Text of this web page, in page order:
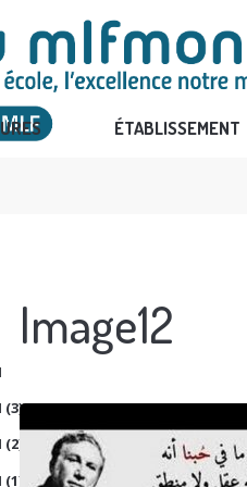
ÉTABLISSEMENT
(3)
Image12